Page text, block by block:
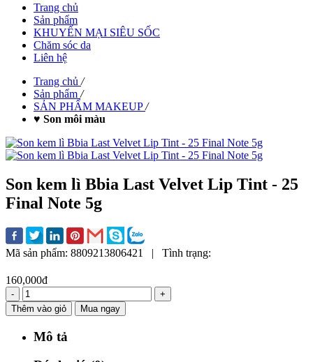
Trang chủ
Sản phẩm
KHUYẾN MẠI SIÊU SỐC
Chăm sóc da
Liên hệ
Trang chủ /
Sản phẩm /
SẢN PHẨM MAKEUP /
♥ Son môi màu
Son kem lì Bbia Last Velvet Lip Tint - 25
Final Note 5g
Mã sản phẩm: 8809213806421 | Tình trạng:
160,000đ
-
+
Thêm vào giỏ
Mua ngay
Mô tả